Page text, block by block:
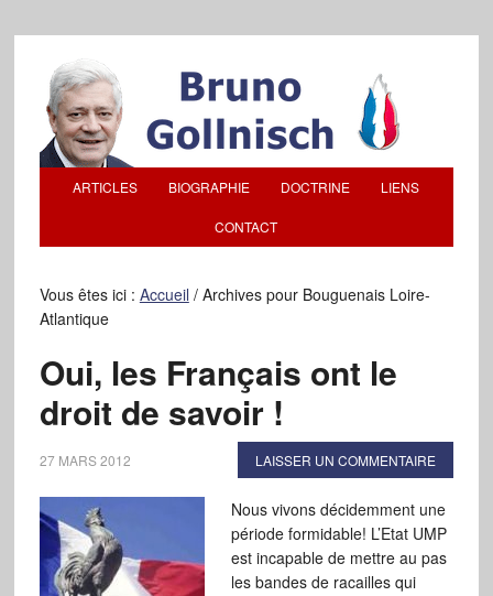
ARTICLES BIOGRAPHIE DOCTRINE LIENS
CONTACT
Vous êtes ici : Accueil /Archives pour Bouguenais Loire-
Atlantique
Oui, les Français ont le
droit de savoir !
27 MARS 2012 LAISSER UN COMMENTAIRE
Nous vivons décidemment une
période formidable! L’Etat UMP
est incapable de mettre au pas
les bandes de racailles qui